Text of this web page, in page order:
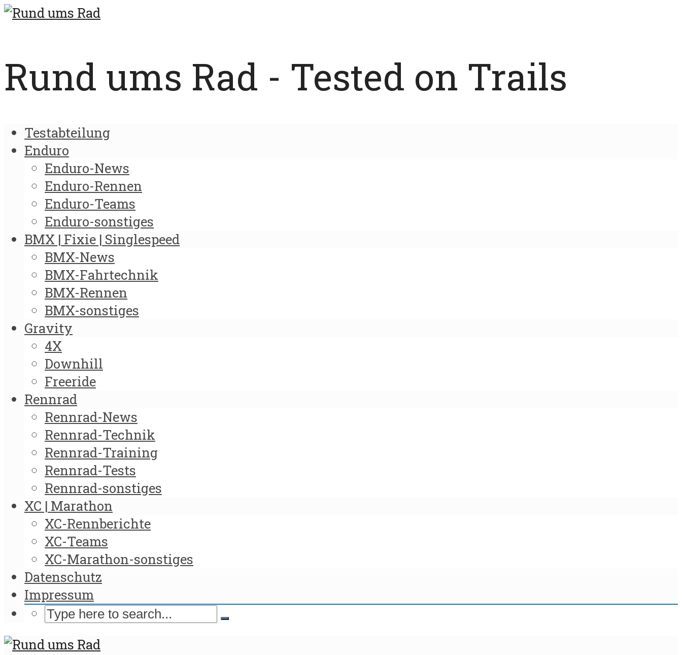
Rund ums Rad - Tested on Trails
Testabteilung
Enduro
Enduro-News
Enduro-Rennen
Enduro-Teams
Enduro-sonstiges
BMX | Fixie | Singlespeed
BMX-News
BMX-Fahrtechnik
BMX-Rennen
BMX-sonstiges
Gravity
4X
Downhill
Freeride
Rennrad
Rennrad-News
Rennrad-Technik
Rennrad-Training
Rennrad-Tests
Rennrad-sonstiges
XC | Marathon
XC-Rennberichte
XC-Teams
XC-Marathon-sonstiges
Datenschutz
Impressum